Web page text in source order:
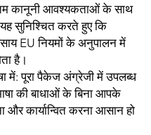
कानूनी आवश्यकताओं के साथ
सुनिश्चित करते हुए कि
EU नियमों के अनुपालन में
है।
में: पूरा पैकेज अंग्रेजी में उपलब्ध
की बाधाओं के बिना आपके
और कार्यान्वित करना आसान हो